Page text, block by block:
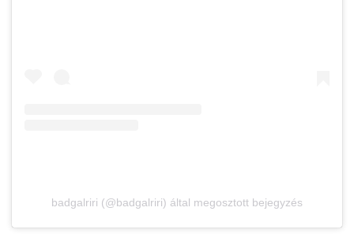
badgalriri (@badgalriri) által megosztott bejegyzés